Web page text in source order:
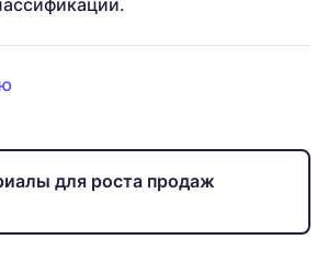
для роста продаж